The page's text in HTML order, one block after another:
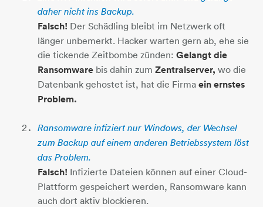
daher nicht ins Backup.
Falsch! Der Schädling bleibt im Netzwerk oft
länger unbemerkt. Hacker warten gern ab, ehe sie
die tickende Zeitbombe zünden: Gelangt die
Ransomware bis dahin zum Zentralserver, wo die
Datenbank gehostet ist, hat die Firma ein ernstes
Problem.
Ransomware infiziert nur Windows, der Wechsel
zum Backup auf einem anderen Betriebssystem löst
das Problem.
​​​​​​​Falsch! Infizierte Dateien können auf einer Cloud-
Plattform gespeichert werden, Ransomware kann
auch dort aktiv blockieren.